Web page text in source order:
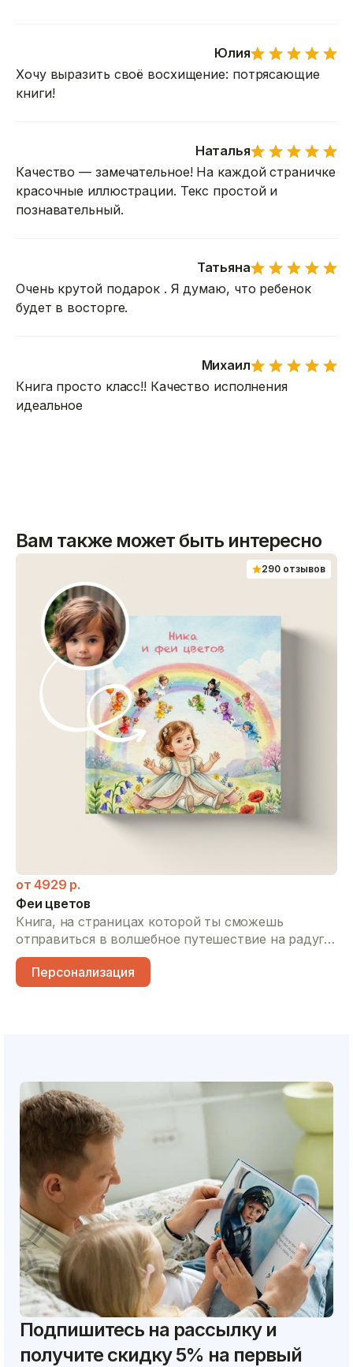
Юлия
Хочу выразить своё восхищение: потрясающие
книги!
Наталья
Качество — замечательное! На каждой страничке
красочные иллюстрации. Текс простой и
познавательный.
Татьяна
Очень крутой подарок . Я думаю, что ребенок
будет в восторге.
Михаил
Книга просто класс!! Качество исполнения
идеальное
Вам также может быть интересно
290 отзывов
от4929 р.
Феи цветов
Книга, на страницах которой ты сможешь
отправиться в волшебное путешествие на радугу,
познакомиться с феями всех цветов, узнать,
какого цвета бывают клубника, солнце и даже
кит, и в конце сама стать волшебницей, чтобы
Персонализация
Подпишитесь на рассылку и
получите скидку 5% на первый